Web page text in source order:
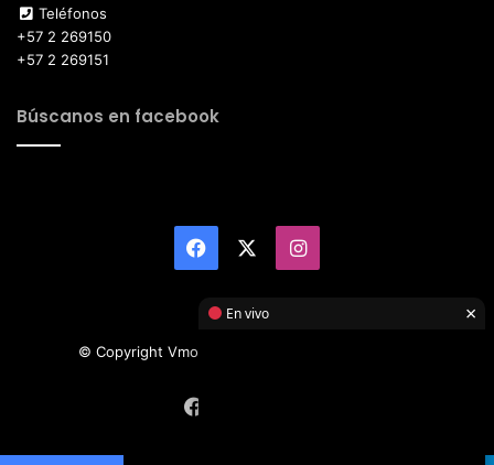
Teléfonos
+57 2 269150
+57 2 269151
Búscanos en facebook
Facebook Instagram
© Copyright Vmotor TI 2026, All Rights Reserved
En vivo ×